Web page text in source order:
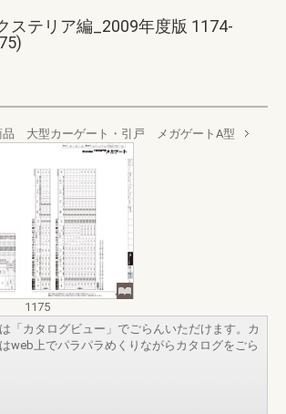
ステリア編_2009年度版 1174-
品 大型カーゲート・引戸 メガゲートA型
1175
「カタログビュー」でごらんいただけます。カ
web上でパラパラめくりながらカタログをごら